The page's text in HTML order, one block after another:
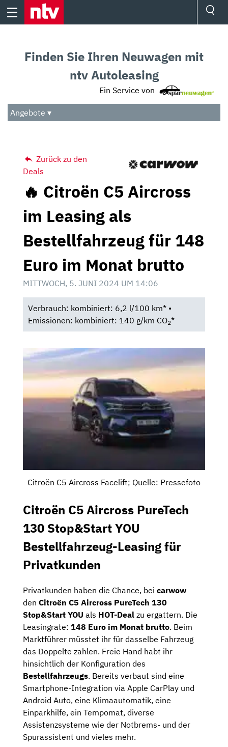
Skip
Audio
Das Beste
Finden Sie Ihren Neuwagen mit
ntv Autoleasing
Ein Service von
Angebote ▾
Zurück zu den
Deals
🔥 Citroën C5 Aircross
im Leasing als
Bestellfahrzeug für 148
Euro im Monat brutto
MITTWOCH, 5. JUNI 2024 UM 14:06
Verbrauch: kombiniert: 6,2 l/100 km* •
Emissionen: kombiniert: 140 g/km CO2*
Citroën C5 Aircross Facelift; Quelle: Pressefoto
Citroën C5 Aircross PureTech
130 Stop&Start YOU
Bestellfahrzeug-Leasing für
Privatkunden
Privatkunden haben die Chance, bei carwow
den Citroën C5 Aircross PureTech 130
Stop&Start YOU als HOT-Deal zu ergattern. Die
Leasingrate: 148 Euro im Monat brutto. Beim
Marktführer müsstet ihr für dasselbe Fahrzeug
das Doppelte zahlen. Freie Hand habt ihr
hinsichtlich der Konfiguration des
Bestellfahrzeugs. Bereits verbaut sind eine
Smartphone-Integration via Apple CarPlay und
Android Auto, eine Klimaautomatik, eine
Einparkhilfe, ein Tempomat, diverse
Assistenzsysteme wie der Notbrems- und der
Spurassistent und vieles mehr.